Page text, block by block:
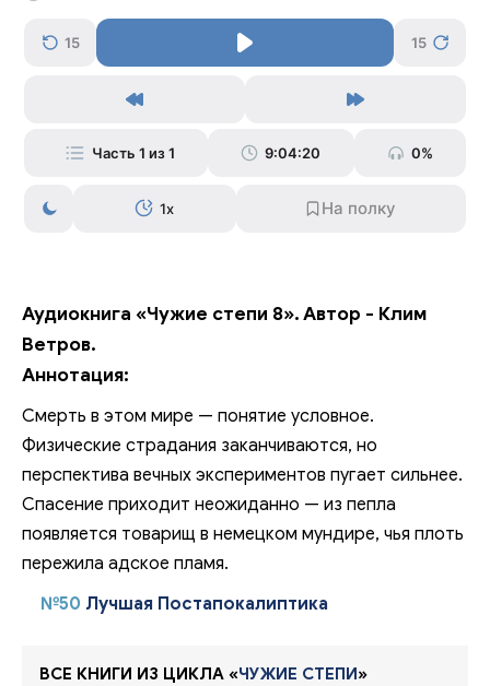
15 15
Часть 1 из 1 9:04:20 0%
1x
Аудиокнига «Чужие степи 8». Автор - Клим
Ветров.
Аннотация:
Смерть в этом мире — понятие условное.
Физические страдания заканчиваются, но
перспектива вечных экспериментов пугает сильнее.
Спасение приходит неожиданно — из пепла
появляется товарищ в немецком мундире, чья плоть
пережила адское пламя.
№50 Лучшая Постапокалиптика
ВСЕ КНИГИ ИЗ ЦИКЛА «ЧУЖИЕ СТЕПИ»